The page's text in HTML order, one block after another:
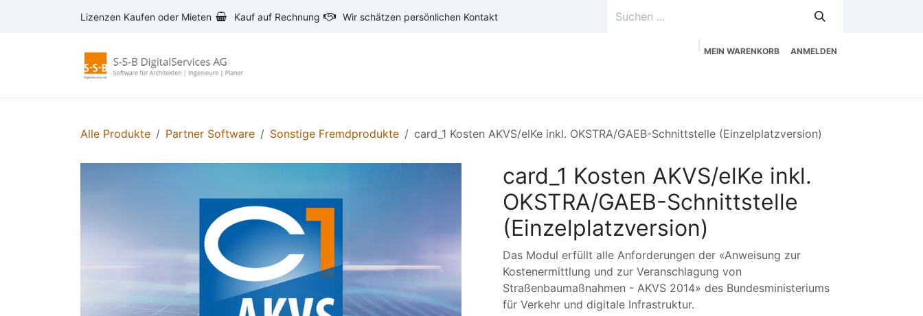
Lizenzen Kaufen oder Mieten Kauf auf Rechnung Wir schätzen persönlichen Kontakt
MEIN WARENKORB ANMELDEN
Alle Produkte Partner Software Sonstige Fremdprodukte card_1 Kosten AKVS/elKe inkl. OKSTRA/GAEB-Schnittstelle (Einzelplatzversion)
card_1 Kosten AKVS/elKe inkl.
OKSTRA/GAEB-Schnittstelle
(Einzelplatzversion)
Das Modul erfüllt alle Anforderungen der «Anweisung zur
Kostenermittlung und zur Veranschlagung von
Straßenbaumaßnahmen - AKVS 2014» des Bundesministeriums
für Verkehr und digitale Infrastruktur.